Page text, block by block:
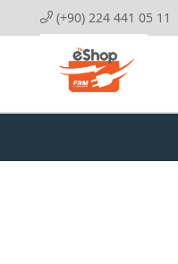
(+90) 224 441 05 11